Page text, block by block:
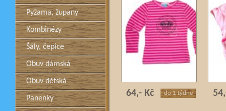
64,- Kč do 1 týdne
Pyžama, župany
Kombinézy
Šály, čepice
Obuv dámská
Obuv dětská
Panenky